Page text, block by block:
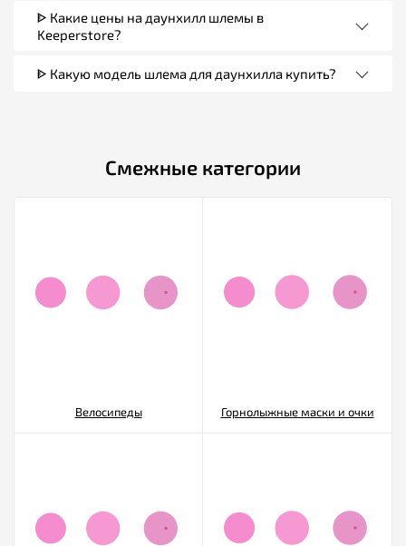
ᐈ Какие цены на даунхилл шлемы в
Keeperstore?
ᐈ Какую модель шлема для даунхилла купить?
Смежные категории
Велосипеды Горнолыжные маски и очки